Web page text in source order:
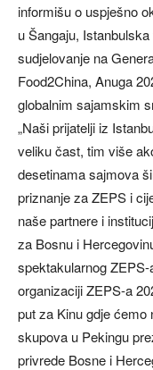
informišu o uspješno
u Šangaju,
sudjelovanje na
Food2China, Anuga
globalnim sajamskim
„Naši prijatelji iz
veliku čast, tim više
desetinama sajmova
priznanje za ZEPS i
naše partnere i
za Bosnu i
spektakularnog
organizaciji ZEPS-a
put za Kinu gdje ćemo
skupova u Pekingu
privrede Bosne i